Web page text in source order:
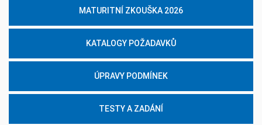
MATURITNÍ ZKOUŠKA 2026
KATALOGY POŽADAVKŮ
ÚPRAVY PODMÍNEK
TESTY A ZADÁNÍ